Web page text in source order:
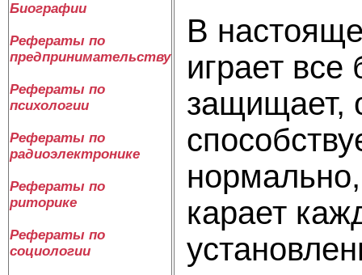
Биографии
Рефераты по
предпринимательству
Рефераты по
психологии
Рефераты по
радиоэлектронике
Рефераты по
риторике
Рефераты по
социологии
В
играет все
защищает,
карает